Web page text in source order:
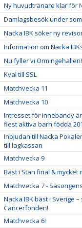
Ny huvudtränare klar för
Damlagsbesök under
Nacka IBK söker ny
Information om Nacka
Nu fyller vi Ormingehallen!
Kval till SSL
Matchvecka 11
Matchvecka 10
Intresset för innebandy
flest aktiva barn födda
Inbjudan till Nacka
till lagkassan
Matchvecka 9
Bäst i Stan final & mycket
Matchvecka 7 -
Nacka IBK bäst i Sverige
Cancerfonden!
Matchvecka 6!